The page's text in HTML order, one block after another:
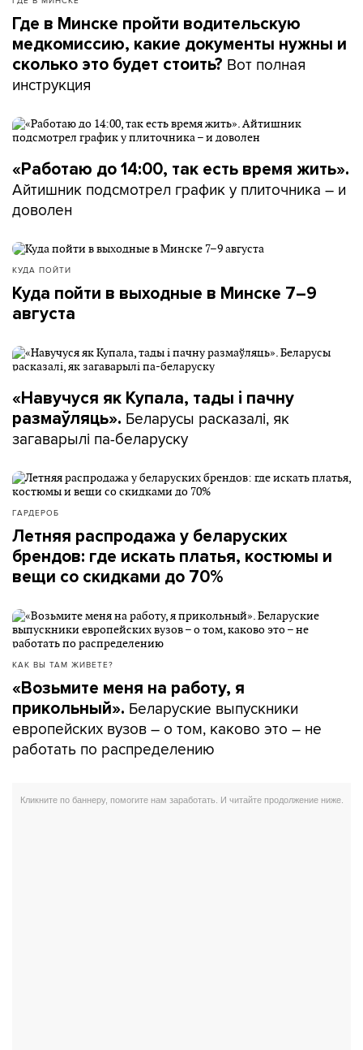
Где в Минске пройти водительскую
медкомиссию, какие документы нужны и
сколько это будет стоить? Вот полная
инструкция
«Работаю до 14:00, так есть время жить».
Айтишник подсмотрел график у плиточника – и
доволен
КУДА ПОЙТИ
Куда пойти в выходные в Минске 7–9
августа
«Навучуся як Купала, тады і пачну
размаўляць». Беларусы расказалі, як
загаварылі па-беларуску
ГАРДЕРОБ
Летняя распродажа у беларуских
брендов: где искать платья, костюмы и
вещи со скидками до 70%
КАК ВЫ ТАМ ЖИВЕТЕ?
«Возьмите меня на работу, я
прикольный». Беларуские выпускники
европейских вузов – о том, каково это – не
работать по распределению